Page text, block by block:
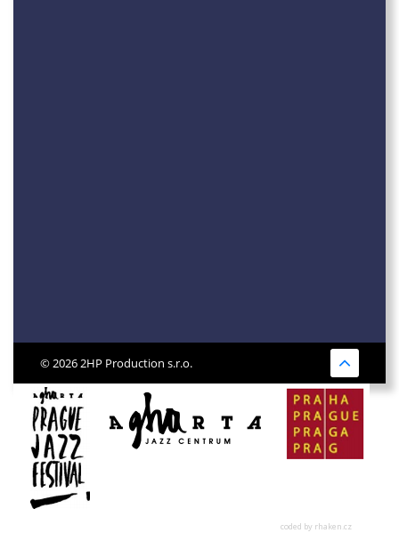
© 2026 2HP Production s.r.o.
coded by rhaken.cz